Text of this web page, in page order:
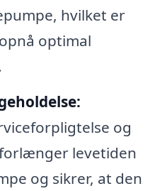
hvilket er
optimal
og
levetiden
og sikrer, at den